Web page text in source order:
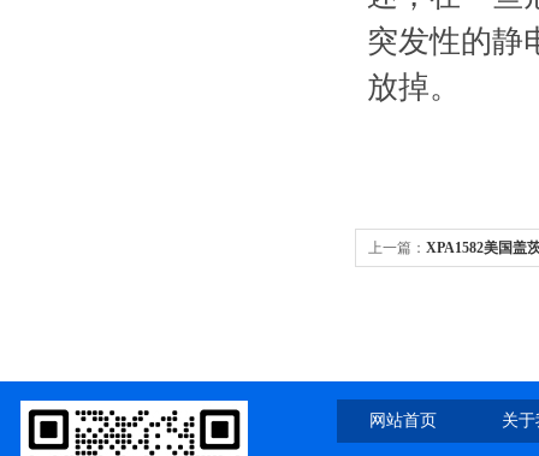
突发性的静
放掉。
上一篇： XPA1582美国盖
网站首页 关